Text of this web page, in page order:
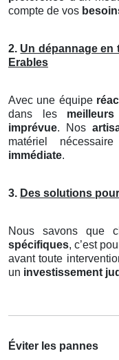
compte de vos
2. Un dépannage en
Erables
Avec une équipe
dans les
imprévue. Nos
matériel
immédiate.
3. Des solutions
Nous savons que
spécifiques, c’est
avant toute
un investissement
Éviter les pannes